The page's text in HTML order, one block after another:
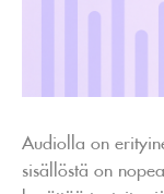
Audiolla on
sisällöstä on